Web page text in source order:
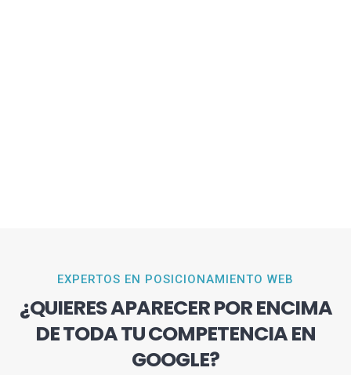
EXPERTOS EN POSICIONAMIENTO WEB
¿QUIERES APARECER POR ENCIMA
DE TODA TU COMPETENCIA EN
GOOGLE?